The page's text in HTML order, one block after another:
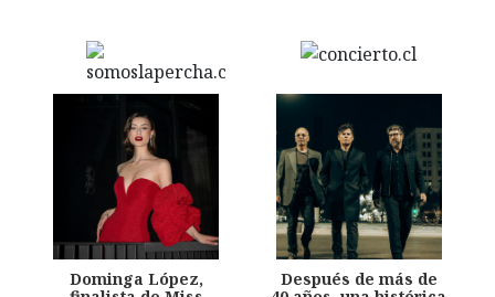
Dominga López,
Después de más de